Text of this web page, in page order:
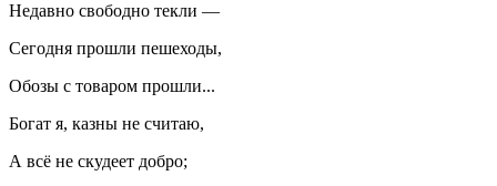
Недавно свободно текли —
Сегодня прошли пешеходы,
Обозы с товаром прошли...
Богат я, казны не считаю,
А всё не скудеет добро;